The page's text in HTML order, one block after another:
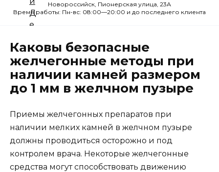
Новороссийск, Пионерская улица, 23А
Время работы: Пн-вс: 08:00—20:00 и до последнего клиента
Каковы безопасные
желчегонные методы при
наличии камней размером
до 1 мм в желчном пузыре
Приемы желчегонных препаратов при
наличии мелких камней в желчном пузыре
должны проводиться осторожно и под
контролем врача. Некоторые желчегонные
средства могут способствовать движению